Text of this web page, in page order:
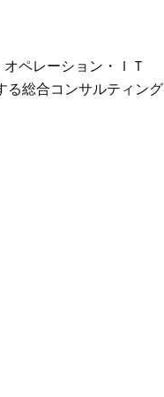
ペレーション・ＩＴ
る総合コンサルティング